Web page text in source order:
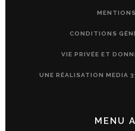
CONDITIONS
VIE PRIVÉE ET
UNE RÉALISATION MEDIA
MENU